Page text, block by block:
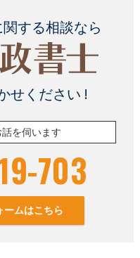
関する相談なら
せください !
を伺います
703
ームはこちら